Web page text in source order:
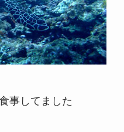
事してました